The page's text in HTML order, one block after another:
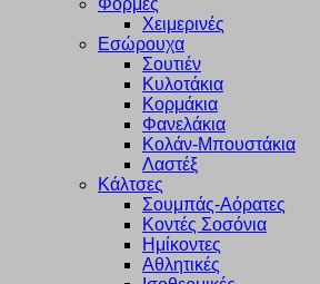
Φόρμες
Χειμερινές
Εσώρουχα
Σουτιέν
Κυλοτάκια
Κορμάκια
Φανελάκια
Κολάν-Μπουστάκια
Λαστέξ
Κάλτσες
Σουμπάς-Αόρατες
Κοντές Σοσόνια
Ημίκοντες
Αθλητικές